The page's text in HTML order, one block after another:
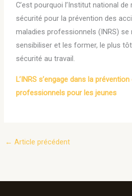
C’est pourquoi l’Institut national
sécurité pour la prévention des
maladies professionnels (INRS) se
sensibiliser et les former, le plus
sécurité au travail.
L’INRS s’engage dans la
professionnels pour les jeunes
← Article précédent